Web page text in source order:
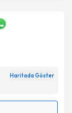
Haritada Göster